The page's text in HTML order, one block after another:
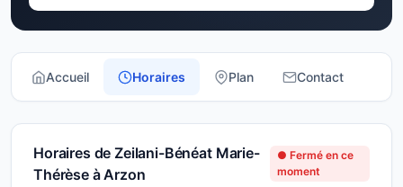
Accueil Horaires Plan Contact
Horaires de Zeilani-Bénéat Marie-
Thérèse à Arzon
● Fermé en ce
moment